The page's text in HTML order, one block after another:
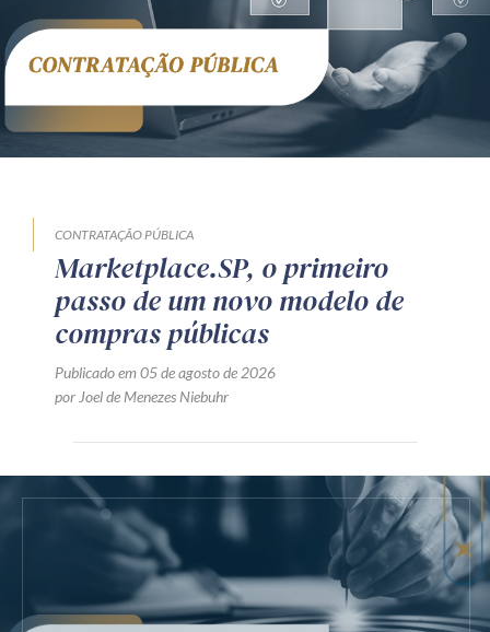
CONTRATAÇÃO PÚBLICA
Marketplace.SP, o primeiro
passo de um novo modelo de
compras públicas
Publicado em 05 de agosto de 2026
por Joel de Menezes Niebuhr